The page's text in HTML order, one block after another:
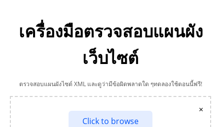
เครื่องมือตรวจสอบแผนผัง
เว็บไซต์
ตรวจสอบแผนผังไซต์ XML และดูว่ามีข้อผิดพลาดใด ๆทดลองใช้ตอนนี้ฟรี!
Click to browse
×